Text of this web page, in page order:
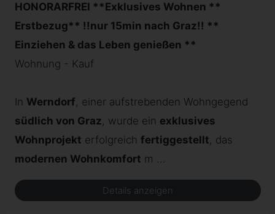
HONORARFREI **Exklusives Wohnen **
Erstbezug** !!nur 15min nach Graz!! **
Einziehen & das Leben genießen **
Wohnung - Kauf
In Werndorf, einer aufstrebenden Wohngegend
südlich von Graz, wurde ein exklusives
Wohnprojekt erfolgreich fertiggestellt, das
modernen Wohnkomfort m ...
Details anzeigen